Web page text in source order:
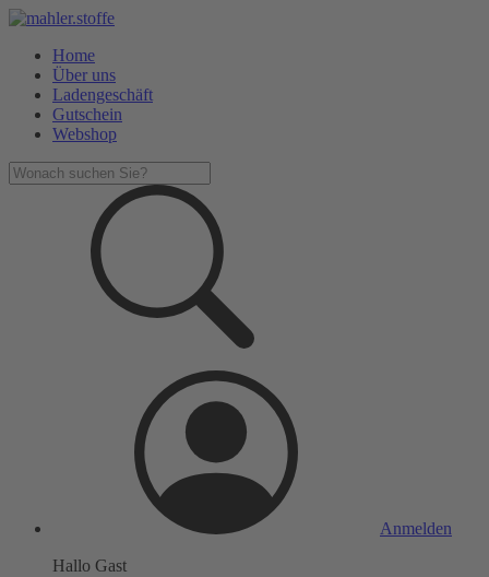
Home
Über uns
Ladengeschäft
Gutschein
Webshop
Anmelden
Hallo Gast